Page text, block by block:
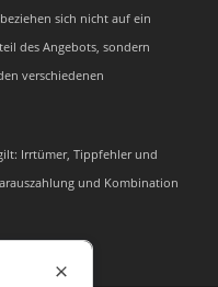
sich nicht auf ein
des Angebots, sondern
verschiedenen
Irrtümer, Tippfehler und
und Kombination
Schließen